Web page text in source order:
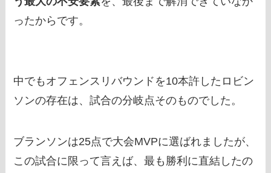
ったからです。
中でもオフェンスリバウンドを10本許したロビン
ソンの存在は、試合の分岐点そのものでした。
ブランソンは25点で大会MVPに選ばれましたが、
この試合に限って言えば、最も勝利に直結したの